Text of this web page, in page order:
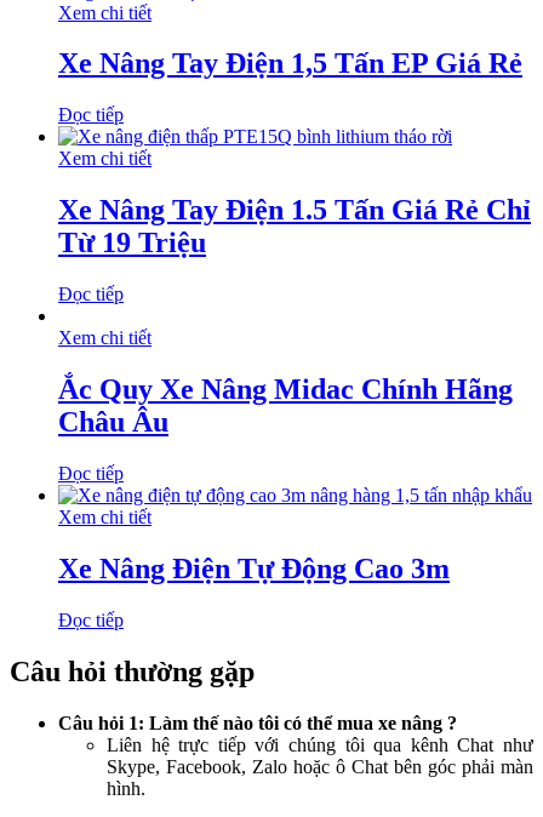
Xem chi tiết
Xe Nâng Tay Điện 1,5 Tấn EP Giá Rẻ
Đọc tiếp
Xem chi tiết
Xe Nâng Tay Điện 1.5 Tấn Giá Rẻ Chỉ
Từ 19 Triệu
Đọc tiếp
Xem chi tiết
Ắc Quy Xe Nâng Midac Chính Hãng
Châu Âu
Đọc tiếp
Xem chi tiết
Xe Nâng Điện Tự Động Cao 3m
Đọc tiếp
Câu hỏi thường gặp
Câu hỏi 1: Làm thế nào tôi có thể mua xe nâng ?
Liên hệ trực tiếp với chúng tôi qua kênh Chat như
Skype, Facebook, Zalo hoặc ô Chat bên góc phải màn
hình.